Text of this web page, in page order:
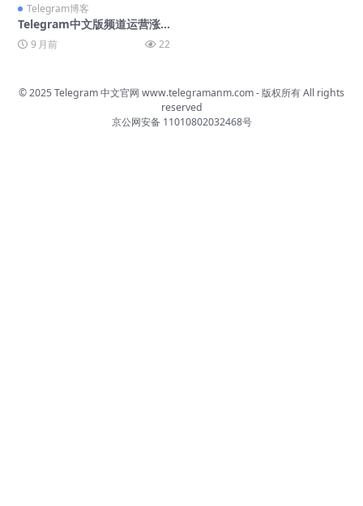
Telegram博客
Telegram中文版频道运营涨
粉策略
9 月前 22
© 2025 Telegram 中文官网 www.telegramanm.com- 版权所有All rights
reserved
京公网安备 11010802032468号